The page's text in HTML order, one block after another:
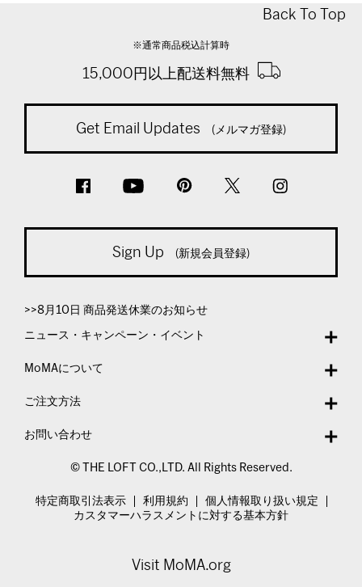
Back To Top
※通常商品税込計算時
15,000円以上配送料無料
Get Email Updates (メルマガ登録)
Sign Up (新規会員登録)
>>8月10日 商品発送休業のお知らせ
ニュース・キャンペーン・イベント
MoMAについて
ご注文方法
お問い合わせ
© THE LOFT CO.,LTD. All Rights Reserved.
特定商取引法表示 利用規約
個人情報取り扱い規定
カスタマーハラスメントに対する基本方針
Visit MoMA.org